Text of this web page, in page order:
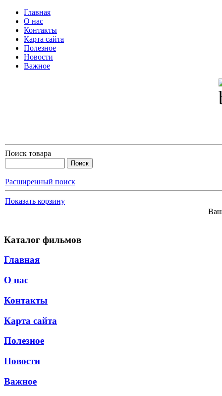
Главная
О нас
Контакты
Карта сайта
Полезное
Новости
Важное
Поиск товара
Расширенный поиск
Показать корзину
Каталог фильмов
Главная
О нас
Контакты
Карта сайта
Полезное
Новости
Важное